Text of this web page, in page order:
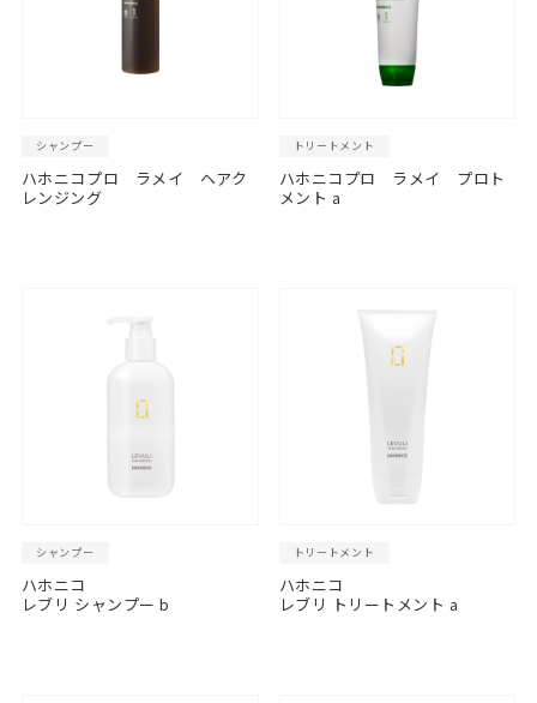
シャンプー
ハホニコプロ ラメイ ヘアク
レンジング
トリートメント
ハホニコプロ ラメイ プロト
メント a
シャンプー
ハホニコ
レブリ シャンプー b
トリートメント
ハホニコ
レブリ トリートメント a